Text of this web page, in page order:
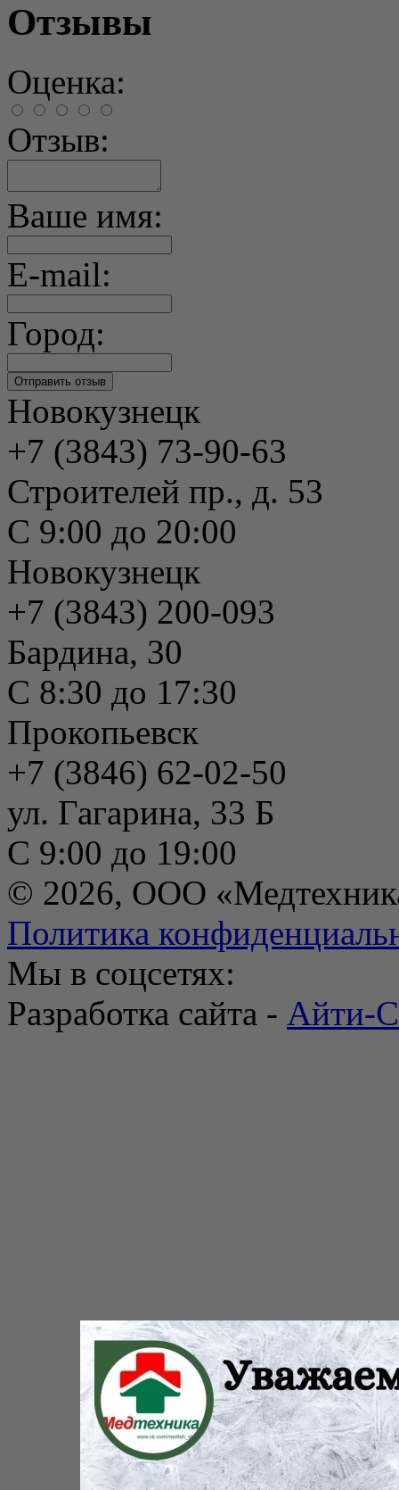
Отзывы
Оценка:
Отзыв:
Ваше имя:
E-mail:
Город:
Новокузнецк
+7 (3843) 73-90-63
Строителей пр., д. 53
С 9:00 до 20:00
Новокузнецк
+7 (3843) 200-093
Бардина, 30
С 8:30 до 17:30
Прокопьевск
+7 (3846) 62-02-50
ул. Гагарина, 33 Б
С 9:00 до 19:00
© 2026, ООО
Политика
Мы в соцсетях:
Разработка сайта - Айти-